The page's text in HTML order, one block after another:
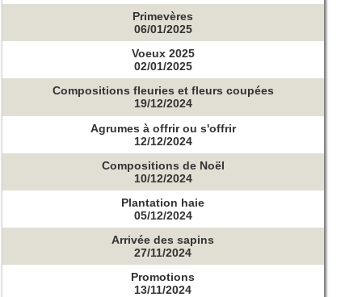
Primevères
06/01/2025
Voeux 2025
02/01/2025
Compositions fleuries et fleurs coupées
19/12/2024
Agrumes à offrir ou s'offrir
12/12/2024
Compositions de Noël
10/12/2024
Plantation haie
05/12/2024
Arrivée des sapins
27/11/2024
Promotions
13/11/2024